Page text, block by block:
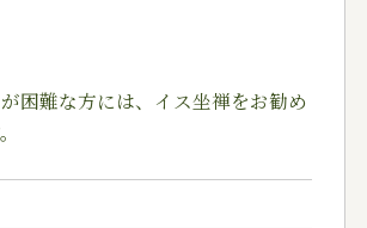
困難な方には、イス坐禅をお勧め